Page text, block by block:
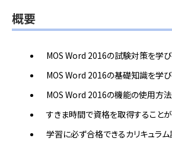
概要
MOS Word 2016の試験対策を学
MOS Word 2016の基礎知識を学
MOS Word 2016の機能の使用方
すきま時間で資格を取得すること
学習に必ず合格できるカリキュラ